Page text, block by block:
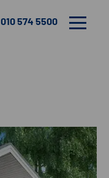
010 574 5500 VALIKKO